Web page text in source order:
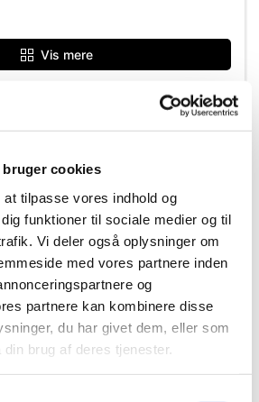
bruger cookies
tilpasse vores indhold og
funktioner til sociale medier og til
Vi deler også oplysninger om
med vores partnere inden
og
partnere kan kombinere disse
du har givet dem, eller som
brug af deres tjenester.
Vis mere